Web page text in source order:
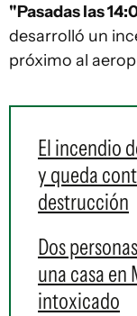
"Pasadas las
desarrolló un
próximo al
El incendio
y queda
destrucción
Dos
una casa
intoxicado